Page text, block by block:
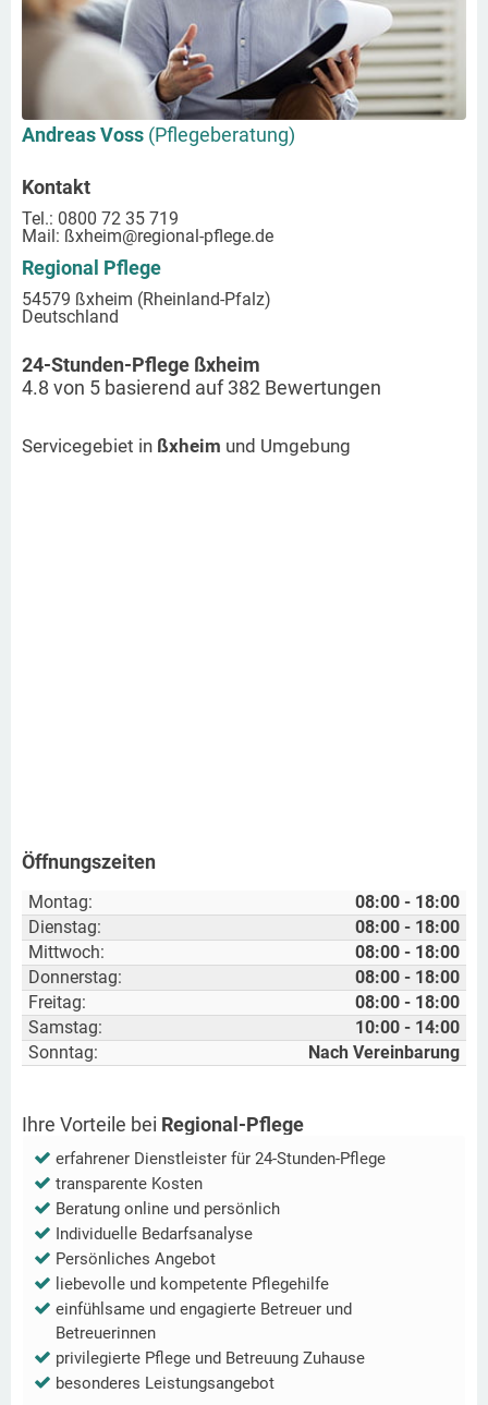
Andreas Voss (Pflegeberatung)
Kontakt
Tel.: 0800 72 35 719
Mail: ßxheim@regional-pflege.de
Regional Pflege
54579 ßxheim (Rheinland-Pfalz)
Deutschland
24-Stunden-Pflege ßxheim
4.8 von 5 basierend auf382 Bewertungen
Servicegebiet in ßxheim und Umgebung
Öffnungszeiten
Montag:
08:00 - 18:00
Dienstag:
08:00 - 18:00
Mittwoch:
08:00 - 18:00
Donnerstag:
08:00 - 18:00
Freitag:
08:00 - 18:00
Samstag:
10:00 - 14:00
Sonntag:
Nach Vereinbarung
Ihre Vorteile bei Regional-Pflege
erfahrener Dienstleister für 24-Stunden-Pflege
transparente Kosten
Beratung online und persönlich
Individuelle Bedarfsanalyse
Persönliches Angebot
liebevolle und kompetente Pflegehilfe
einfühlsame und engagierte Betreuer und
Betreuerinnen
privilegierte Pflege und Betreuung Zuhause
besonderes Leistungsangebot